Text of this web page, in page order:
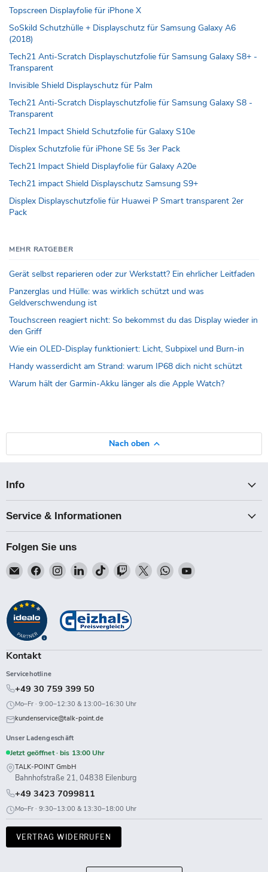
Topscreen Displayfolie für iPhone X
SoSkild Schutzhülle + Displayschutz für Samsung Galaxy A6
(2018)
Tech21 Anti-Scratch Displayschutzfolie für Samsung Galaxy S8+ -
Transparent
Invisible Shield Displayschutz für Palm
Tech21 Anti-Scratch Displayschutzfolie für Samsung Galaxy S8 -
Transparent
Tech21 Impact Shield Schutzfolie für Galaxy S10e
Displex Schutzfolie für iPhone SE 5s 3er Pack
Tech21 Impact Shield Displayfolie für Galaxy A20e
Tech21 impact Shield Displayschutz Samsung S9+
Displex Displayschutzfolie für Huawei P Smart transparent 2er
Pack
MEHR RATGEBER
Gerät selbst reparieren oder zur Werkstatt? Ein ehrlicher Leitfaden
Panzerglas und Hülle: was wirklich schützt und was
Geldverschwendung ist
Touchscreen reagiert nicht: So bekommst du das Display wieder in
den Griff
Wie ein OLED-Display funktioniert: Licht, Subpixel und Burn-in
Handy wasserdicht am Strand: warum IP68 dich nicht schützt
Warum hält der Garmin-Akku länger als die Apple Watch?
Nach oben
Info
Service & Informationen
Folgen Sie uns
Email
Talk-
Finden
Sie
auf
Facebook
Finden
Sie
auf
Instagram
Finden
Sie
auf
LinkedIn
Finden
Sie
auf
TikTok
Finden
Sie
Twitch
Finden
Sie
Finden
Sie
Finden
Kontakt
Servicehotline
+49 30 759 399 50
Mo–Fr · 9:00–12:30 & 13:00–16:30 Uhr
kundenservice@talk-point.de
Unser Ladengeschäft
Jetzt geöffnet · bis 13:00 Uhr
TALK-POINT GmbH
Bahnhofstraße 21, 04838 Eilenburg
+49 3423 7099811
Mo–Fr · 9:30–13:00 & 13:30–18:00 Uhr
VERTRAG WIDERRUFEN